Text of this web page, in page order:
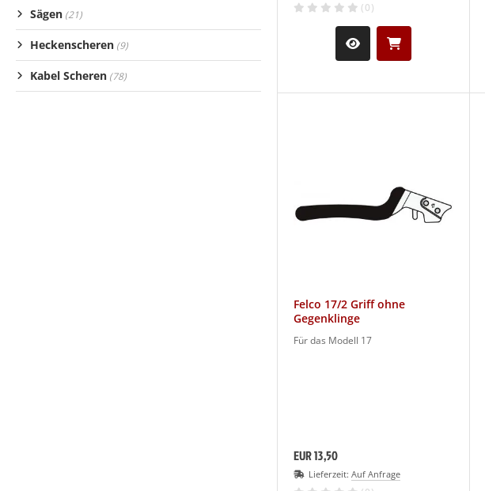
Sägen (21)
Heckenscheren (9)
Kabel Scheren (78)
(0)
Felco 17/2 Griff ohne
Gegenklinge
Für das Modell 17
EUR 13,50
Lieferzeit: Auf Anfrage